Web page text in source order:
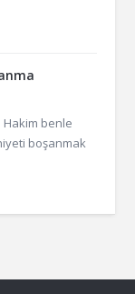
benle
boşanmak